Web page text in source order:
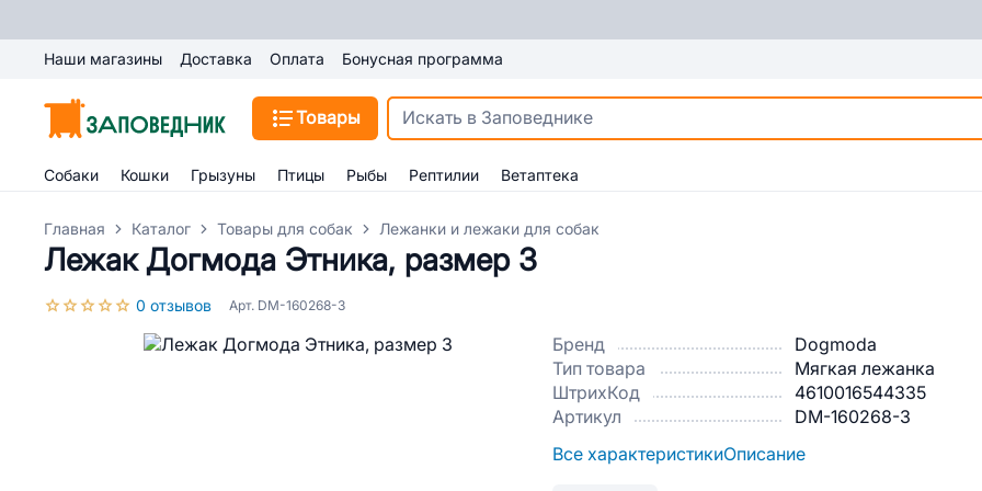
Наши магазины Доставка Оплата Бонусная программа
Товары
Собаки Кошки Грызуны Птицы Рыбы Рептилии Ветаптека
Главная Каталог Товары для собак Лежанки и лежаки для собак
Лежак Догмода Этника, размер 3
0 отзывов Арт. DM-160268-3
Бренд
Dogmoda
Тип товара
Мягкая лежанка
ШтрихКод
4610016544335
Артикул
DM-160268-3
Все характеристикиОписание